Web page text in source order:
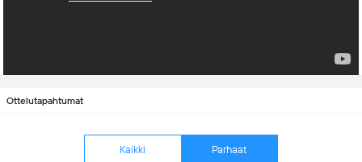
Ottelutapahtumat
Kaikki Parhaat